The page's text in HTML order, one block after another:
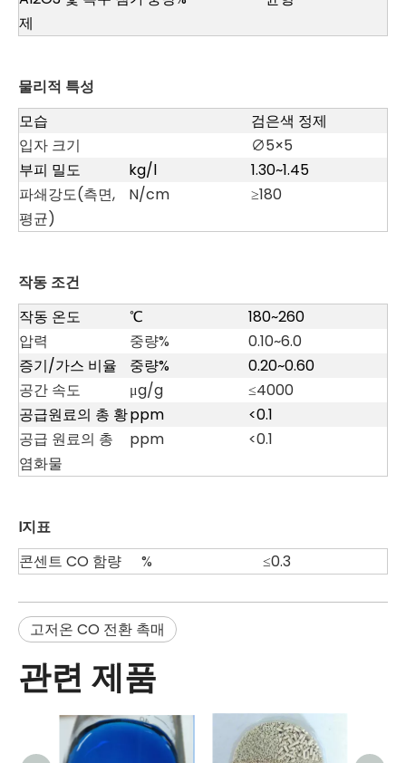
제
물리적 특성
모습
검은색 정제
입자 크기
∅5×5
부피 밀도
kg/l
1.30~1.45
파쇄강도(측면,
평균)
N/cm ≥180
작동 조건
작동 온도
℃
180~260
압력
중량%
0.10~6.0
증기/가스 비율
중량%
0.20~0.60
공간 속도
μg/g
≤4000
공급원료의 총 황ppm
<0.1
공급 원료의 총
염화물
ppm <0.1
I지표
콘센트 CO 함량
% ≤0.3
고저온 CO 전환 촉매
관련 제품